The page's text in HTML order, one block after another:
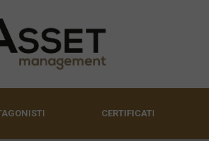
CERTIFICATI